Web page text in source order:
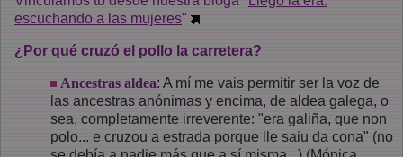
escuchando a las mujeres"
¿Por qué cruzó el pollo la carretera?
Ancestras aldea: A mí me vais permitir ser la voz de
las ancestras anónimas y encima, de aldea galega, o
sea, completamente irreverente: "era galiña, que non
polo... e cruzou a estrada porque lle saiu da cona" (no